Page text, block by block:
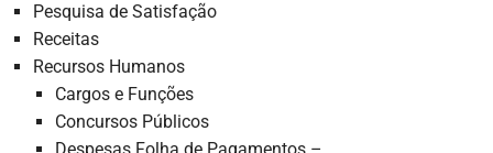
Pesquisa de Satisfação
Receitas
Recursos Humanos
Cargos e Funções
Concursos Públicos